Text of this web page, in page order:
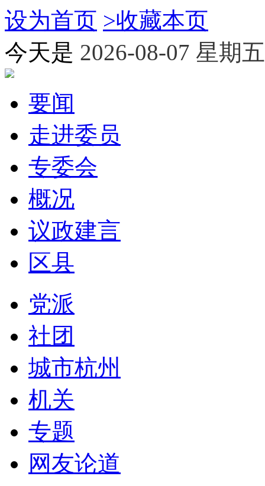
设为首页 >收藏本页
今天是 2026-08-07 星期五
要闻
走进委员
专委会
概况
议政建言
区县
党派
社团
城市杭州
机关
专题
网友论道